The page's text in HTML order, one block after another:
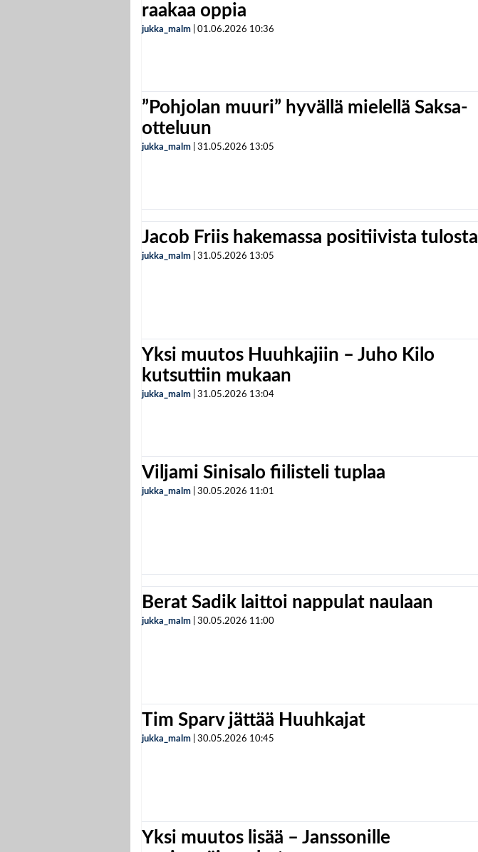
raakaa oppia
jukka_malm 01.06.2026 10:36
”Pohjolan muuri” hyvällä mielellä Saksa-
otteluun
jukka_malm 31.05.2026 13:05
Jacob Friis hakemassa positiivista tulosta
jukka_malm 31.05.2026 13:05
Yksi muutos Huuhkajiin – Juho Kilo
kutsuttiin mukaan
jukka_malm 31.05.2026 13:04
Viljami Sinisalo fiilisteli tuplaa
jukka_malm 30.05.2026 11:01
Berat Sadik laittoi nappulat naulaan
jukka_malm 30.05.2026 11:00
Tim Sparv jättää Huuhkajat
jukka_malm 30.05.2026 10:45
Yksi muutos lisää – Janssonille